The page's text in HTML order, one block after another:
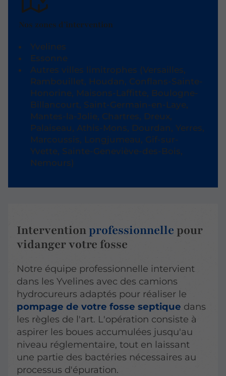
Nos zones d’intervention
Yvelines
Essonne
Autres villes limitrophes (Versailles,
Rambouillet, Houdan, Conflans-Sainte-
Honorine, Maisons-Laffitte, Boulogne-
Billancourt, Saint-Germain-en-Laye,
Mantes-la-Jolie, Chartres, Dreux,
Palaiseau, Athis-Mons, Dourdan, Yerres,
Marcoussis, Longjumeau, Gif-sur-
Yvette, Sainte-Geneviève-des-Bois,
Nemours)
Interventionprofessionnelle pour
vidanger votre fosse
Notre équipe professionnelle intervient
dans les Yvelines avec des camions
hydrocureurs adaptés pour réaliser le
pompage de votre fosse septique dans
les règles de l'art. L'opération consiste à
aspirer les boues accumulées jusqu'au
niveau réglementaire, tout en laissant
une partie des bactéries nécessaires au
processus d'épuration.